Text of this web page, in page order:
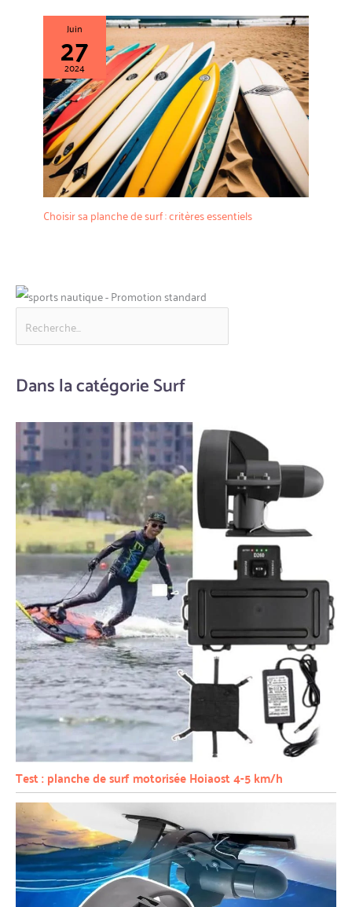
Juin
27
2024
Choisir sa planche de surf : critères essentiels
Dans la catégorie Surf
Test : planche de surf motorisée Hoiaost 4-5 km/h